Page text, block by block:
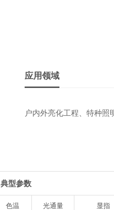
应用领域
户内外亮化工程、特种照
典型参数
色温 光通量 显指